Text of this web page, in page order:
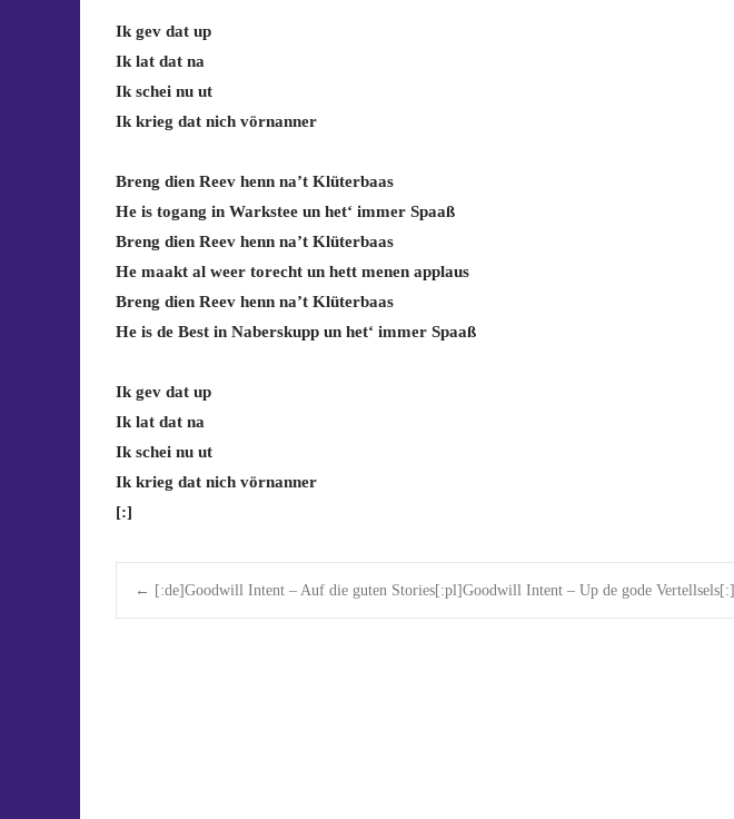
Ik gev dat up
Ik lat dat na
Ik schei nu ut
Ik krieg dat nich vörnanner
Breng dien Reev henn na’t Klüterbaas
He is togang in Warkstee un het‘ immer Spaaß
Breng dien Reev henn na’t Klüterbaas
He maakt al weer torecht un hett menen applaus
Breng dien Reev henn na’t Klüterbaas
He is de Best in Naberskupp un het‘ immer Spaaß
Ik gev dat up
Ik lat dat na
Ik schei nu ut
Ik krieg dat nich vörnanner
[:]
Post
← [:de]Goodwill Intent – Auf die guten Stories[:pl]Goodwill Intent – Up de gode Vertellsels[:]